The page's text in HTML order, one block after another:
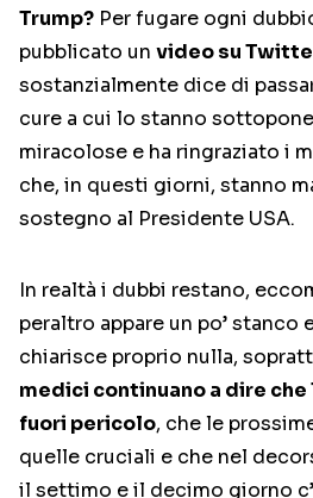
Trump? Per fugare ogni
pubblicato un video su
sostanzialmente dice di
cure a cui lo stanno
miracolose e ha ringraziato i
che, in questi giorni, stanno
sostegno al Presidente USA.
In realtà i dubbi restano,
peraltro appare un po’
chiarisce proprio nulla,
medici continuano a dire
fuori pericolo, che le
quelle cruciali e che nel
il settimo e il decimo giorno